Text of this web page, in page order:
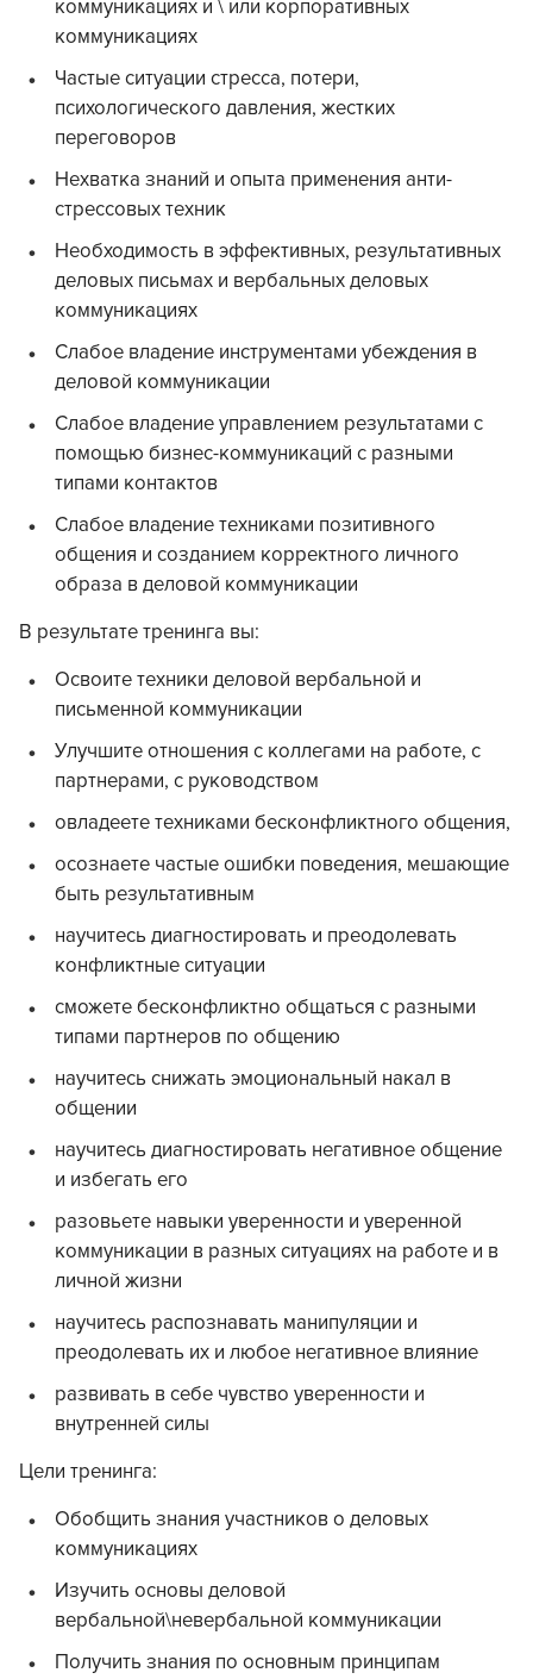
коммуникациях и \ или корпоративных
коммуникациях
Частые ситуации стресса, потери,
психологического давления, жестких
переговоров
Нехватка знаний и опыта применения анти-
стрессовых техник
Необходимость в эффективных, результативных
деловых письмах и вербальных деловых
коммуникациях
Слабое владение инструментами убеждения в
деловой коммуникации
Слабое владение управлением результатами с
помощью бизнес-коммуникаций с разными
типами контактов
Слабое владение техниками позитивного
общения и созданием корректного личного
образа в деловой коммуникации
В результате тренинга вы:
Освоите техники деловой вербальной и
письменной коммуникации
Улучшите отношения с коллегами на работе, с
партнерами, с руководством
овладеете техниками бесконфликтного общения,
осознаете частые ошибки поведения, мешающие
быть результативным
научитесь диагностировать и преодолевать
конфликтные ситуации
сможете бесконфликтно общаться с разными
типами партнеров по общению
научитесь снижать эмоциональный накал в
общении
научитесь диагностировать негативное общение
и избегать его
разовьете навыки уверенности и уверенной
коммуникации в разных ситуациях на работе и в
личной жизни
научитесь распознавать манипуляции и
преодолевать их и любое негативное влияние
развивать в себе чувство уверенности и
внутренней силы
Цели тренинга:
Обобщить знания участников о деловых
коммуникациях
Изучить основы деловой
вербальной\невербальной коммуникации
Получить знания по основным принципам